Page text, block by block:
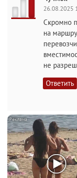
26.08.2025
Скромно
на
не
Ответить